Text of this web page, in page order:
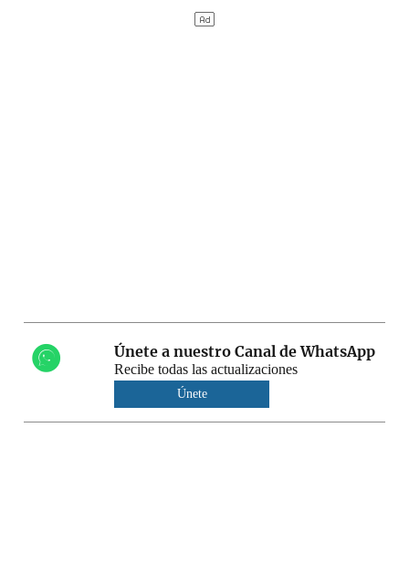
Únete a nuestro Canal de WhatsApp
Recibe todas las actualizaciones
Únete